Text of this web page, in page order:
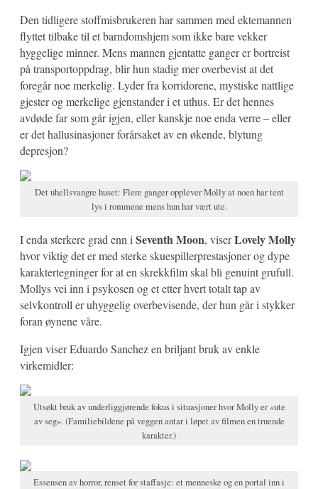
Den tidligere stoffmisbrukeren har sammen med ektemannen
flyttet tilbake til et barndomshjem som ikke bare vekker
hyggelige minner. Mens mannen gjentatte ganger er bortreist
på transportoppdrag, blir hun stadig mer overbevist at det
foregår noe merkelig. Lyder fra korridorene, mystiske nattlige
gjester og merkelige gjenstander i et uthus. Er det hennes
avdøde far som går igjen, eller kanskje noe enda verre – eller
er det hallusinasjoner forårsaket av en økende, blytung
depresjon?
Det uhellsvangre huset: Flere ganger opplever Molly at noen har tent
lys i rommene mens hun har vært ute.
I enda sterkere grad enn i Seventh Moon, viserLovely Molly
hvor viktig det er med sterke skuespillerprestasjoner og dype
karaktertegninger for at en skrekkfilm skal bli genuint grufull.
Mollys vei inn i psykosen og et etter hvert totalt tap av
selvkontroll er uhyggelig overbevisende, der hun går i stykker
foran øynene våre.
Igjen viser Eduardo Sanchez en briljant bruk av enkle
virkemidler:
Utsøkt bruk av underliggjørende fokus i situasjoner hvor Molly er «ute
av seg». (Familiebildene på veggen antar i løpet av filmen en truende
karakter.)
Essensen av horror, renset for staffasje: et menneske og en portal inn i